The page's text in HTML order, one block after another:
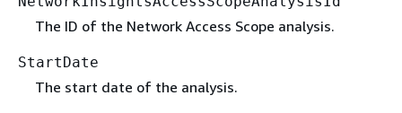
The ID of the Network Access Scope analysis.
StartDate
The start date of the analysis.